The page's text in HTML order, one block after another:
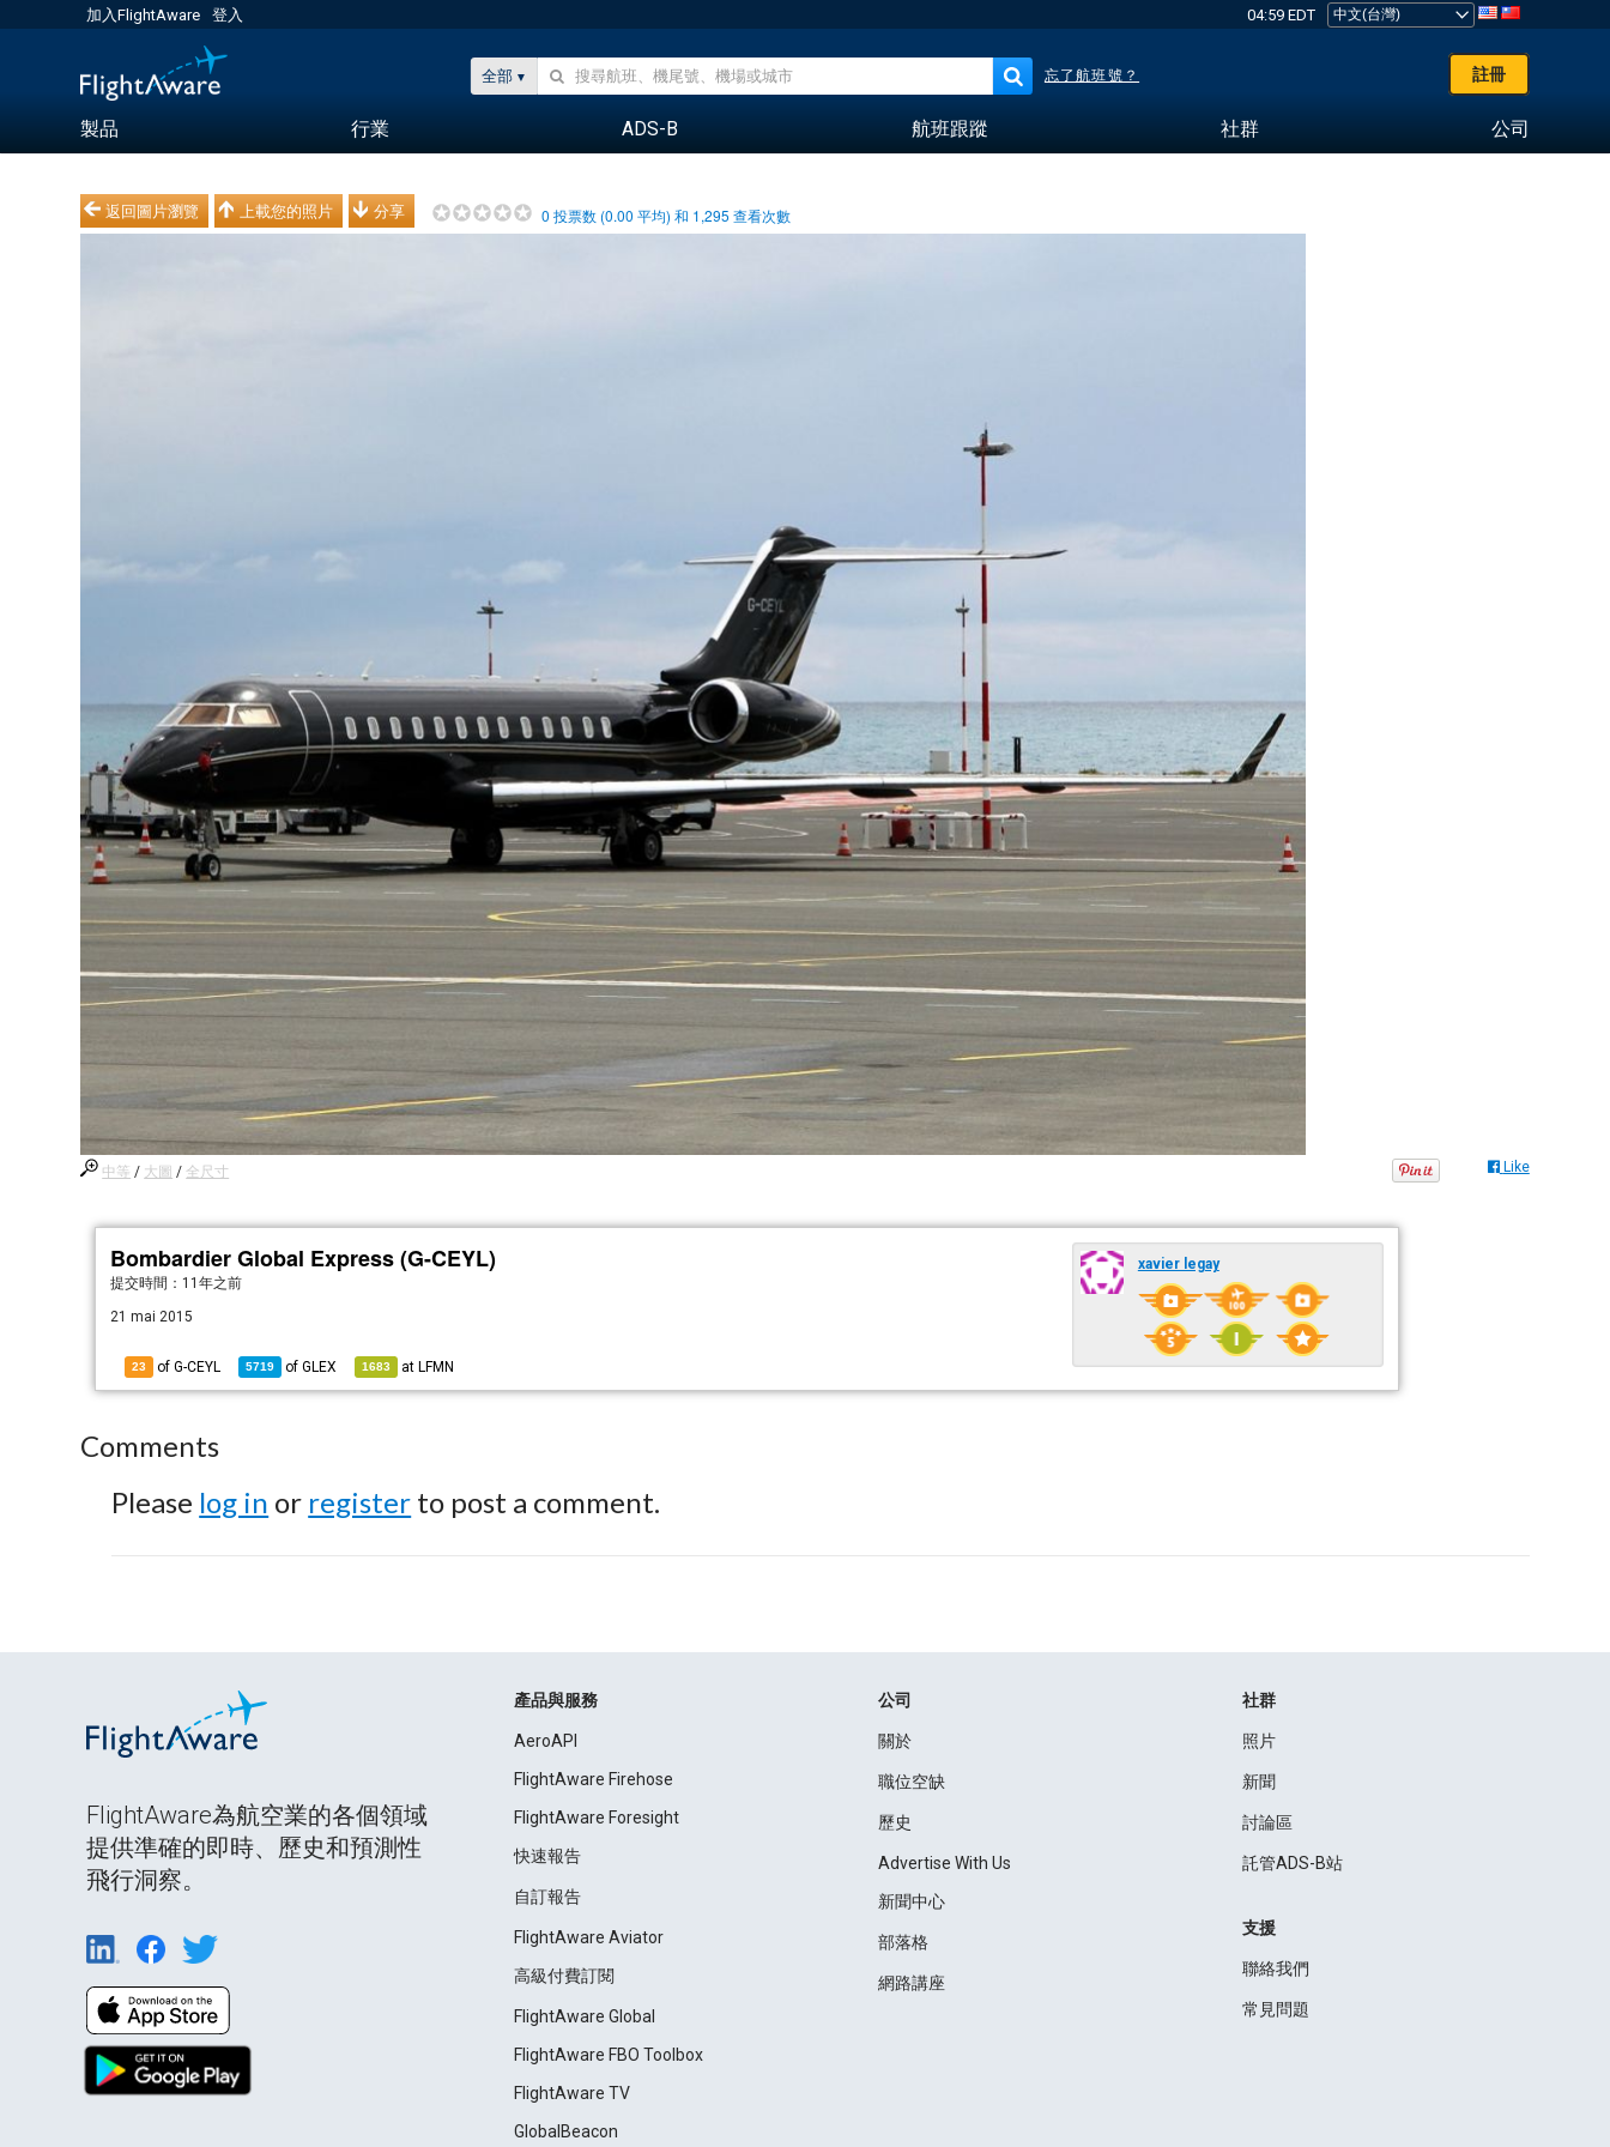
加入FlightAware 登入 04:59 EDT
全部 忘了航班號？ 註冊
製品 行業 ADS-B 航班跟蹤 社群 公司
返回圖片瀏覽 上載您的照片 分享 0 投票数 (0.00 平均) 和 1,295 查看次數
中等 / 大圖 / 全尺寸 Like
Bombardier Global Express (G-CEYL)
提交時間： 11年之前
21 mai 2015
23 of G-CEYL 5719 ofGLEX 1683 at LFMN
xavier legay
Comments
Please log in or register to post a comment.
FlightAware為航空業的各個領域
提供準確的即時、歷史和預測性
飛行洞察。
產品與服務
AeroAPI
FlightAware Firehose
FlightAware Foresight
快速報告
自訂報告
FlightAware Aviator
高級付費訂閱
FlightAware Global
FlightAware FBO Toolbox
FlightAware TV
GlobalBeacon
公司
關於
職位空缺
歷史
Advertise With Us
新聞中心
部落格
網路講座
社群
照片
新聞
討論區
託管ADS-B站
支援
聯絡我們
常見問題